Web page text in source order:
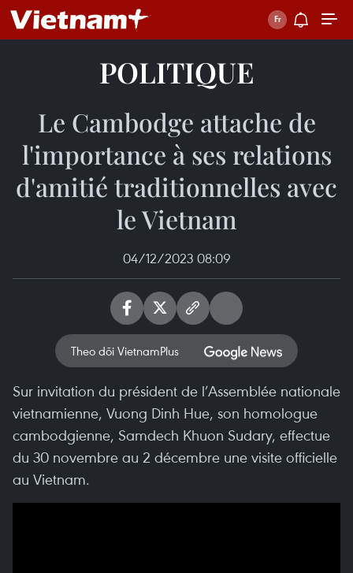
POLITIQUE
Le Cambodge attache de
l'importance à ses relations
d'amitié traditionnelles avec
le Vietnam
04/12/2023 08:09
Theo dõi VietnamPlus
Sur invitation du président de l’Assemblée nationale
vietnamienne, Vuong Dinh Hue, son homologue
cambodgienne, Samdech Khuon Sudary, effectue
du 30 novembre au 2 décembre une visite officielle
au Vietnam.